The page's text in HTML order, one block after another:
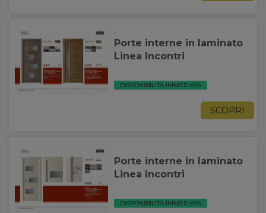
Porte interne in laminato
Linea Incontri
DISPONIBILITÀ IMMEDIATA
SCOPRI
Porte interne in laminato
Linea Incontri
DISPONIBILITÀ IMMEDIATA